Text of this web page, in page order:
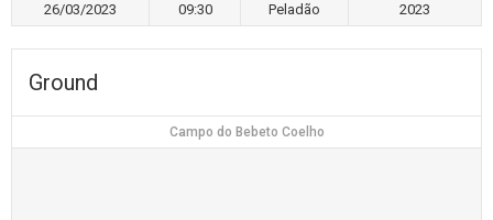
26/03/2023 09:30 Peladão 2023
Ground
Campo do Bebeto Coelho